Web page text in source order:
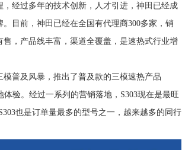
经过多年的技术创新，人才引进，神田已经成
目前，神田已经在全国有代理商300多家，销
，产品线丰富，渠道全覆盖，是速热式行业增
普及风暴，推出了普及款的三模速热产品
验。经过一系列的营销落地，S303现在是最旺
也是订单量最多的型号之一，越来越多的同行